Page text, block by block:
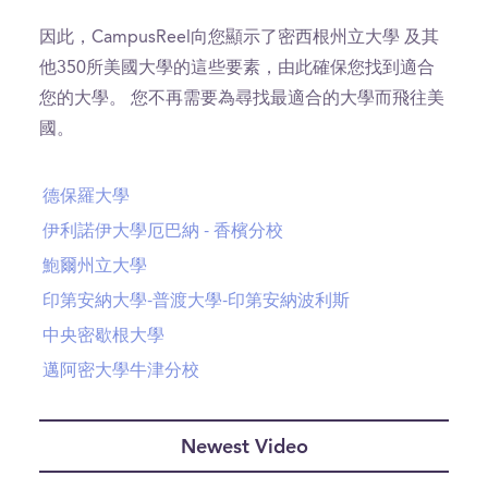
因此，CampusReel向您顯示了密西根州立大學 及其
他350所美國大學的這些要素，由此確保您找到適合
您的大學。 您不再需要為尋找最適合的大學而飛往美
國。
德保羅大學
伊利諾伊大學厄巴納 - 香檳分校
鮑爾州立大學
印第安納大學-普渡大學-印第安納波利斯
中央密歇根大學
邁阿密大學牛津分校
Newest Video